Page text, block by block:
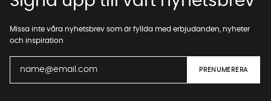
Missa inte våra nyhetsbrev som är fyllda med erbjudanden, nyheter
och inspiration